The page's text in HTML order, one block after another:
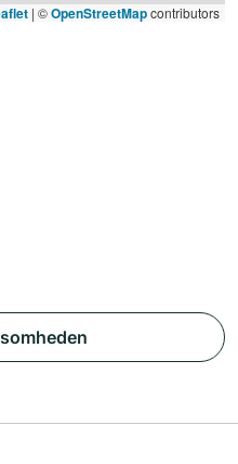
| ©OpenStreetMapcontributors